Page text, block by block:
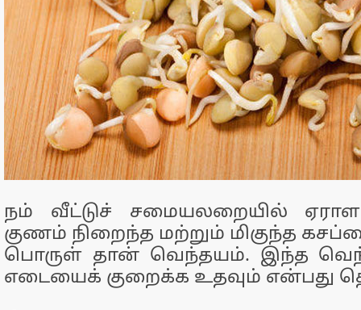
நம் வீட்டுச் சமையலறையில்
குணம் நிறைந்த மற்றும் மிகுந்த
பொருள் தான் வெந்தயம். இந்த
எடையைக் குறைக்க உதவும் என்பது